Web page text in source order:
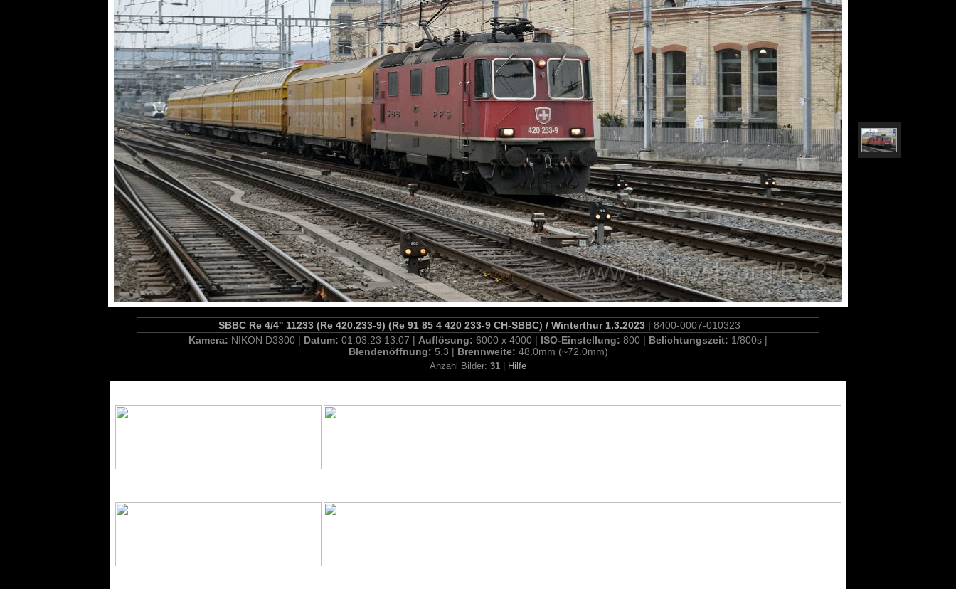
SBBC Re 4/4'' 11233 (Re 420.233-9) (Re 91 85 4 420 233-9 CH-SBBC) / Winterthur 1.3.2023 | 8400-0007-010323
Kamera: NIKON D3300 | Datum: 01.03.23 13:07 | Auflösung: 6000 x 4000 | ISO-Einstellung: 800 | Belichtungszeit: 1/800s |
Blendenöffnung: 5.3 | Brennweite: 48.0mm (~72.0mm)
Anzahl Bilder: 31 Hilfe